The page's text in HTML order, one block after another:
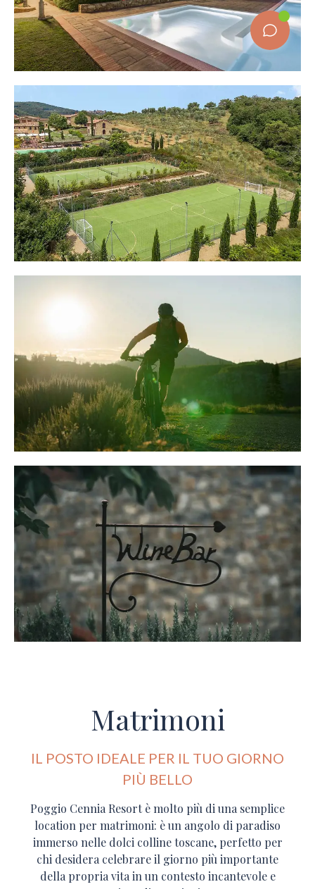
Matrimoni
IL POSTO IDEALE PER IL TUO GIORNO
PIÙ BELLO
Poggio Cennia Resort è molto più di una semplice
location per matrimoni: è un angolo di paradiso
immerso nelle dolci colline toscane, perfetto per
chi desidera celebrare il giorno più importante
della propria vita in un contesto incantevole e